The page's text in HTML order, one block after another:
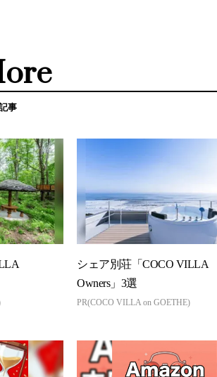
事
シェア別荘「COCO VILLA
Owners」3選
PR(COCO VILLA on GOETHE)